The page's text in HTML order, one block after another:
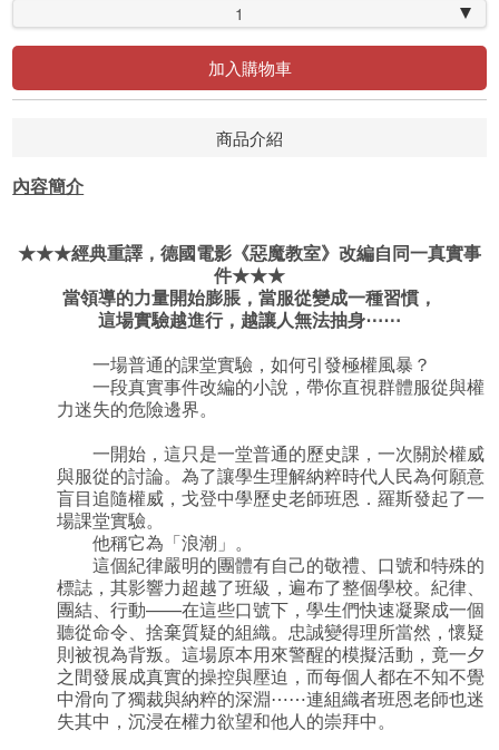
1
加入購物車
商品介紹
內容簡介
★★★經典重譯，德國電影《惡魔教室》改編自同一真實事
件★★★
當領導的力量開始膨脹，當服從變成一種習慣，
這場實驗越進行，越讓人無法抽身⋯⋯
一場普通的課堂實驗，如何引發極權風暴？
一段真實事件改編的小說，帶你直視群體服從與權
力迷失的危險邊界。
一開始，這只是一堂普通的歷史課，一次關於權威
與服從的討論。為了讓學生理解納粹時代人民為何願意
盲目追隨權威，戈登中學歷史老師班恩．羅斯發起了一
場課堂實驗。
他稱它為「浪潮」。
這個紀律嚴明的團體有自己的敬禮、口號和特殊的
標誌，其影響力超越了班級，遍布了整個學校。紀律、
團結、行動——在這些口號下，學生們快速凝聚成一個
聽從命令、捨棄質疑的組織。忠誠變得理所當然，懷疑
則被視為背叛。這場原本用來警醒的模擬活動，竟一夕
之間發展成真實的操控與壓迫，而每個人都在不知不覺
中滑向了獨裁與納粹的深淵⋯⋯連組織者班恩老師也迷
失其中，沉浸在權力欲望和他人的崇拜中。